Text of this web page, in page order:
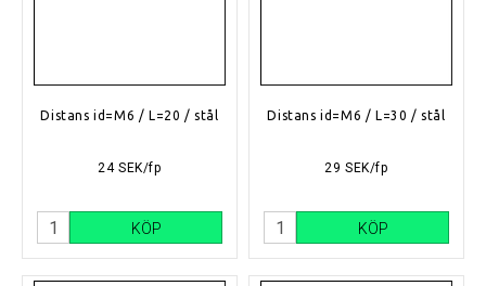
Distans id=M6 / L=20 / stål
24 SEK/fp
KÖP
Distans id=M6 / L=30 / stål
29 SEK/fp
KÖP